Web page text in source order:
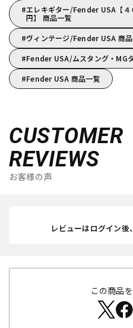
エレキギター/Fender USA【４
円】 商品一覧
ヴィンテージ/Fender USA 商品
Fender USA/ムスタング・MG
Fender USA 商品一覧
CUSTOMER
REVIEWS
お客様の声
レビューはログイン後
この商品